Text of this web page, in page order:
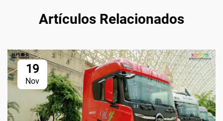
Artículos Relacionados
19
Nov